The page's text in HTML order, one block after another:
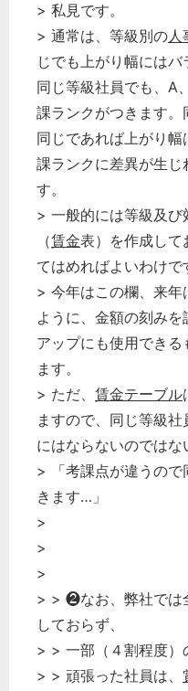
> 私見です。
> 通常は、等級別の人
じでも上がり幅にはバ
同じ等級社員でも、A
課ランクがつきます
同じであれば上がり
課ランクに差異が生じ
す。
> 一般的には等級及び
（賃金表）を作成して
てはめればよいわけで
> 今年はこの欄、来
ように、金額の刻み
アップにも使用でき
ます。
> ただ、 賃金テーブル
ますので、同じ等級
にはならないのではな
> 「考課点が違うので
きます…」
>
>
>
> > ❷なお、弊社では
しておらず、
> > 一部（４割程度）
> > 頑張った社員は、